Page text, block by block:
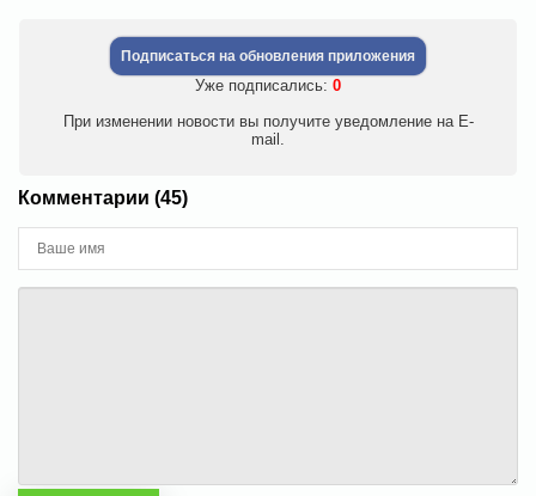
Подписаться на обновления приложения
Уже подписались: 0
При изменении новости вы получите уведомление на E-
mail.
Комментарии (45)